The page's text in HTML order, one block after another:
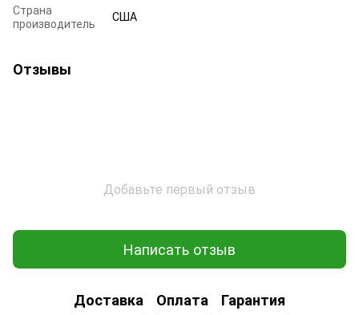
Страна
производитель
США
Отзывы
Добавьте первый отзыв
Написать отзыв
Доставка Оплата Гарантия